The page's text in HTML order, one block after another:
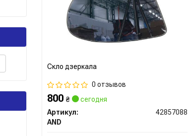
Скло дзеркала
0 отзывов
800 ₴
сегодня
Артикул:
42857088
AND